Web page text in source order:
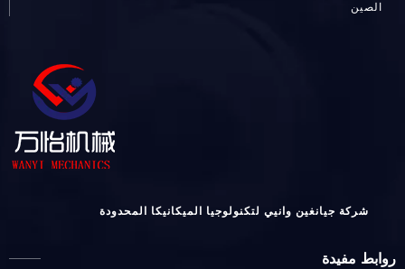
الصين
شركة جيانغين وانيي لتكنولوجيا الميكانيكا المحدودة
روابط مفيدة